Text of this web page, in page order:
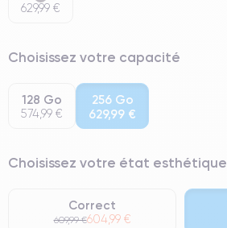
629,99 €
Choisissez votre capacité
128 Go
574,99 €
256 Go
629,99 €
Choisissez votre état esthétique
Correct
609,99 €604,99 €